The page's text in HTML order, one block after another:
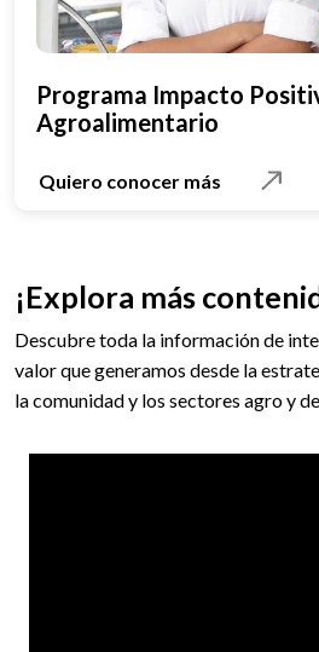
Programa Impacto
Agroalimentario
Quiero conocer más
¡Explora más
Descubre toda la información de
valor que generamos desde la
la comunidad y los sectores agro y